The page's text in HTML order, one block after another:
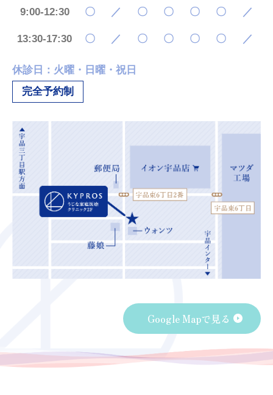
9:00-12:30 〇 ／ 〇 〇 〇 〇 ／
13:30-17:30 〇 ／ 〇 〇 〇 〇 ／
休診日：火曜・日曜・祝日
完全予約制
Google Mapで見る